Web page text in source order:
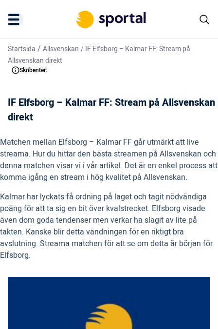
Startsida / Allsvenskan /IF Elfsborg – Kalmar FF: Stream på
Allsvenskan direkt
Skribenter:
IF Elfsborg – Kalmar FF: Stream på Allsvenskan
direkt
Matchen mellan Elfsborg – Kalmar FF går utmärkt att live
streama. Hur du hittar den bästa streamen på Allsvenskan och
denna matchen visar vi i vår artikel. Det är en enkel process att
komma igång en stream i hög kvalitet på Allsvenskan.
Kalmar har lyckats få ordning på laget och tagit nödvändiga
poäng för att ta sig en bit över kvalstrecket. Elfsborg visade
även dom goda tendenser men verkar ha slagit av lite på
takten. Kanske blir detta vändningen för en riktigt bra
avslutning. Streama matchen för att se om detta är början för
Elfsborg.